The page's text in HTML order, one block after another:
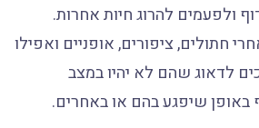
ולפעמים להרוג חיות אחרות.
חתולים, ציפורים, אופניים ואפילו
לדאוג שהם לא יהיו במצב
שיפגע בהם או באחרים.